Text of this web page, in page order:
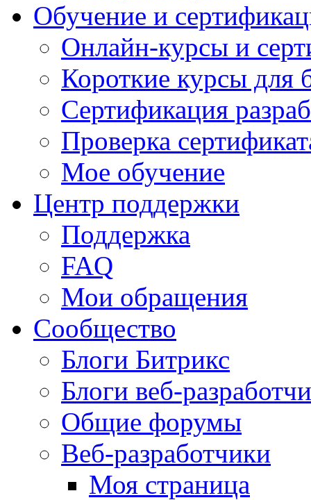
Обучение и
Онлайн-курсы и
Короткие курсы для
Сертификация
Проверка
Мое обучение
Центр поддержки
Поддержка
FAQ
Мои обращения
Сообщество
Блоги Битрикс
Блоги веб-
Общие форумы
Веб-разработчики
Моя страница